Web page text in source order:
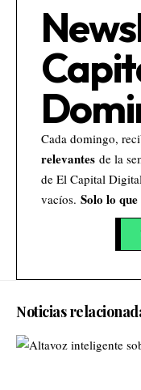
Cada domingo,
relevantes de la
de El Capital
vacíos. Solo lo
Noticias